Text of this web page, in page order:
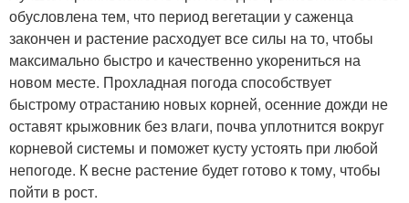
обусловлена тем, что период вегетации у саженца
закончен и растение расходует все силы на то, чтобы
максимально быстро и качественно укорениться на
новом месте. Прохладная погода способствует
быстрому отрастанию новых корней, осенние дожди не
оставят крыжовник без влаги, почва уплотнится вокруг
корневой системы и поможет кусту устоять при любой
непогоде. К весне растение будет готово к тому, чтобы
пойти в рост.